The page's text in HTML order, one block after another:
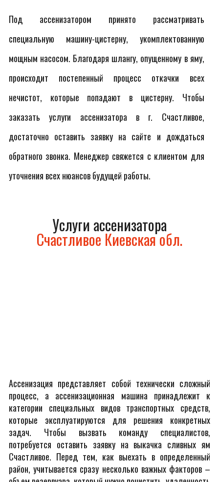
Под ассенизатором принято рассматривать
специальную машину-цистерну, укомплектованную
мощным насосом. Благодаря шлангу, опущенному в яму,
происходит постепенный процесс откачки всех
нечистот, которые попадают в цистерну. Чтобы
заказать услуги ассенизатора в г. Счастливое,
достаточно оставить заявку на сайте и дождаться
обратного звонка. Менеджер свяжется с клиентом для
уточнения всех нюансов будущей работы.
Услуги ассенизатора
Счастливое Киевская обл.
Ассенизация представляет собой технически сложный
процесс, а ассенизационная машина принадлежит к
категории специальных видов транспортных средств,
которые эксплуатируются для решения конкретных
задач. Чтобы вызвать команду специалистов,
потребуется оставить заявку на выкачка сливных ям
Счастливое. Перед тем, как выехать в определенный
район, учитывается сразу несколько важных факторов –